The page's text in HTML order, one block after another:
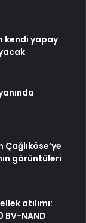
kendi yapay
Çağlıköse’ye
görüntüleri
atılımı:
BV-NAND